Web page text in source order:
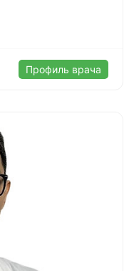
Профиль врача